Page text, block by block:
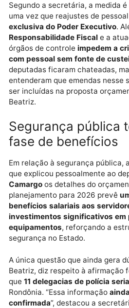
cortes orçamentários. No
explicou que não foi possível
deputadasCláudia de Jesus
pretendiam incluir no
reajustes salariais para
Segundo a secretária, a
uma vez que reajustes de
exclusiva do Poder Executivo
órgãos de controleimpedem
com pessoal sem fonte de
deputadas ficaram
entenderam que emendas
ser incluídas na proposta
Beatriz.
Segurança
fase de
que explicou pessoalmente
Camargo
os detalhes do
planejamento para 2026
benefícios salariais aos